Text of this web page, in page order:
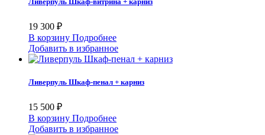
19 300 ₽
В корзину Подробнее
Добавить в избранное
Ливерпуль Шкаф-пенал + карниз
15 500 ₽
В корзину Подробнее
Добавить в избранное